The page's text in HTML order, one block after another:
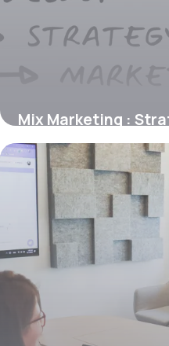
Mix Marketing :
20 juin 2026